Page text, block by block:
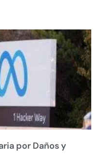
por Daños y